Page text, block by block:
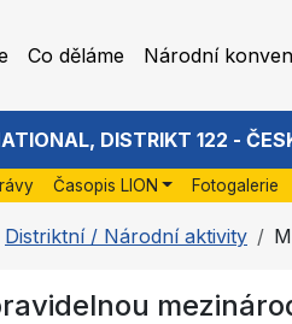
Co děláme Národní
DISTRIKT 122 -
Časopis LION Fotogalerie
Distriktní / Národní aktivity